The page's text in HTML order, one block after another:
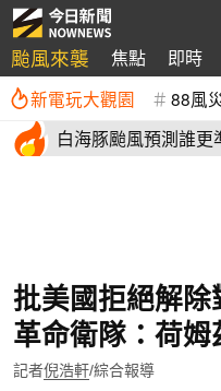
颱風來襲 焦點 即時
新電玩大觀園 88風
白海豚颱風預測誰
批美國拒絕解除
革命衛隊：荷
記者倪浩軒/綜合報導